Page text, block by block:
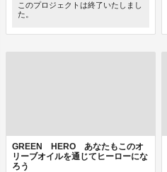
このプロジェクトは終了いたしまし
た。
GREEN HERO あなたもこのオ
リーブオイルを通じてヒーローにな
ろう